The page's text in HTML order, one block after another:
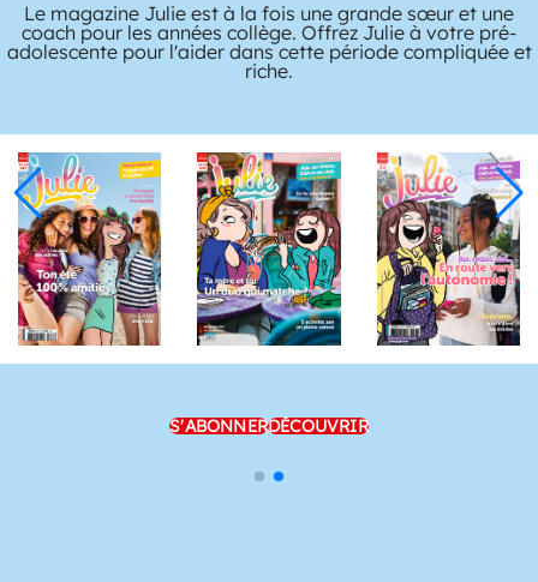
Le magazine Julie est à la fois une grande sœur et une
coach pour les années collège. Offrez Julie à votre pré-
adolescente pour l'aider dans cette période compliquée et
riche.
S'ABONNERDÉCOUVRIR